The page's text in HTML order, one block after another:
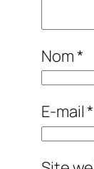
Nom*
E-mail*